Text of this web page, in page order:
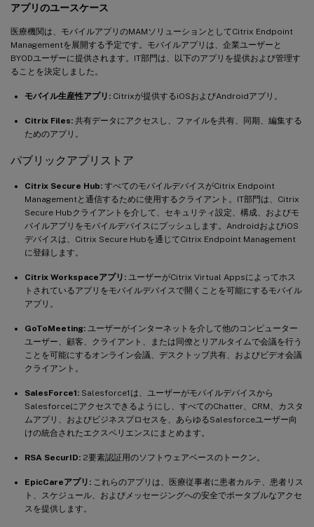
アプリのユースケース
医療機関は、モバイルアプリのMAMソリューションとしてCitrix Endpoint
Managementを展開する予定です。モバイルアプリは、企業ユーザーと
BYODユーザーに提供されます。IT部門は、以下のアプリを提供および管理す
ることを決定しました。
モバイル生産性アプリ: Citrixが提供するiOSおよびAndroidアプリ。
Citrix Files: 共有データにアクセスし、ファイルを共有、同期、編集する
ためのアプリ。
パブリックアプリストア
Citrix Secure Hub: すべてのモバイルデバイスがCitrix Endpoint
Managementと通信するために使用するクライアント。IT部門は、Citrix
Secure Hubクライアントを介して、セキュリティ設定、構成、およびモ
バイルアプリをモバイルデバイスにプッシュします。AndroidおよびiOS
デバイスは、Citrix Secure Hubを通じてCitrix Endpoint Management
に登録します。
Citrix Workspaceアプリ: ユーザーがCitrix Virtual Appsによってホス
トされているアプリをモバイルデバイスで開くことを可能にするモバイル
アプリ。
GoToMeeting: ユーザーがインターネットを介して他のコンピューター
ユーザー、顧客、クライアント、または同僚とリアルタイムで会議を行う
ことを可能にするオンライン会議、デスクトップ共有、およびビデオ会議
クライアント。
SalesForce1: Salesforce1は、ユーザーがモバイルデバイスから
Salesforceにアクセスできるようにし、すべてのChatter、CRM、カスタ
ムアプリ、およびビジネスプロセスを、あらゆるSalesforceユーザー向
けの統合されたエクスペリエンスにまとめます。
RSA SecurID: 2要素認証用のソフトウェアベースのトークン。
EpicCareアプリ: これらのアプリは、医療従事者に患者カルテ、患者リス
ト、スケジュール、およびメッセージングへの安全でポータブルなアクセ
スを提供します。